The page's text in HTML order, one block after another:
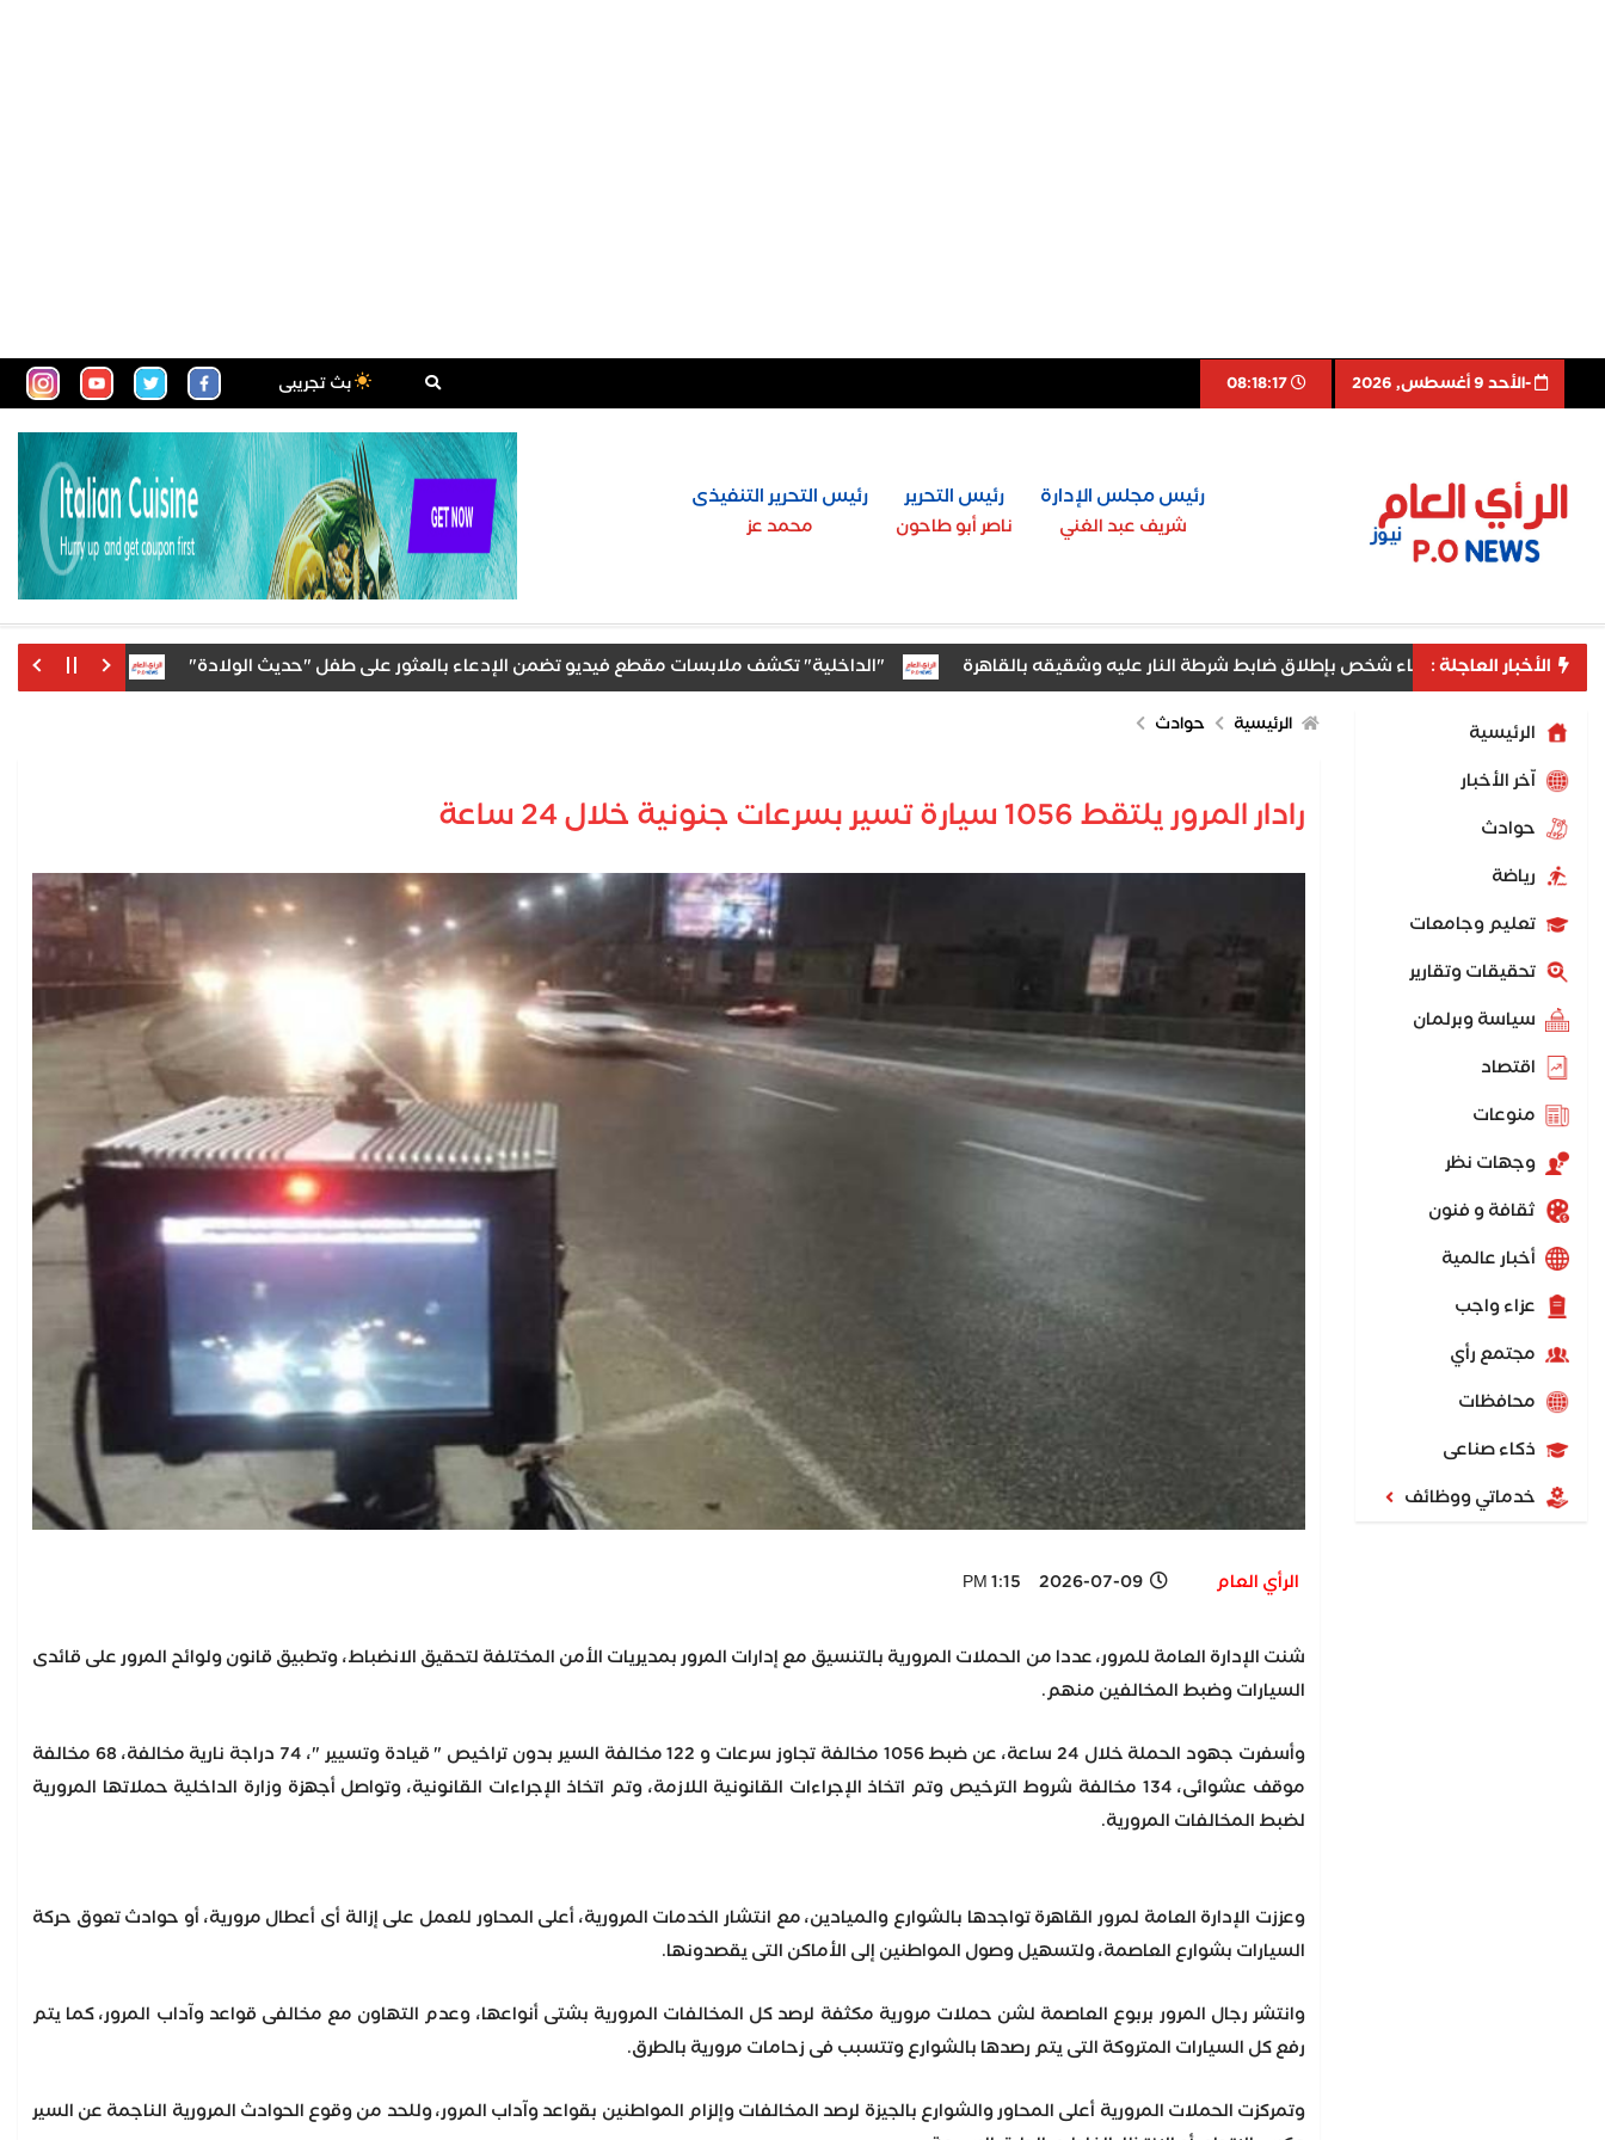
-اﻷحد 9 أغسطس, 2026 08:18:18 بث تجريبى
رئيس مجلس الإدارة
شريف عبد الغني
رئيس التحرير
ناصر أبو طاحون
رئيس التحرير التنفيذى
محمد عز
الأخبار العاجلة :
ملابسات إدعاء شخص بإطلاق ضابط شرطة النار عليه وشقيقه بالقاهرة "الداخلية" تكشف ملابسات مقطع فيديو تضمن الإدعاء بالعثور على طفل "حديث الولادة" مصرع عنصر جنائي
الرئيسية
اّخر الأخبار
حوادث
رياضة
تعليم وجامعات
تحقيقات وتقارير
سياسة وبرلمان
اقتصاد
منوعات
وجهات نظر
ثقافة و فنون
أخبار عالمية
عزاء واجب
مجتمع رأي
محافظات
ذكاء صناعى
خدماتي ووظائف
الرئيسية حوادث
رادار المرور يلتقط 1056 سيارة تسير بسرعات جنونية خلال 24 ساعة
الرأي العام 2026-07-09 1:15 PM
شنت الإدارة العامة للمرور، عددا من الحملات المرورية بالتنسيق مع إدارات المرور بمديريات الأمن المختلفة لتحقيق الانضباط، وتطبيق قانون ولوائح المرور على قائدى
السيارات وضبط المخالفين منهم.
وأسفرت جهود الحملة خلال 24 ساعة، عن ضبط 1056 مخالفة تجاوز سرعات و 122 مخالفة السير بدون تراخيص " قيادة وتسيير "، 74 دراجة نارية مخالفة، 68 مخالفة
موقف عشوائى، 134 مخالفة شروط الترخيص وتم اتخاذ الإجراءات القانونية اللازمة، وتم اتخاذ الإجراءات القانونية، وتواصل أجهزة وزارة الداخلية حملاتها المرورية
لضبط المخالفات المرورية.
وعززت الإدارة العامة لمرور القاهرة تواجدها بالشوارع والميادين، مع انتشار الخدمات المرورية، أعلى المحاور للعمل على إزالة أى أعطال مرورية، أو حوادث تعوق حركة
السيارات بشوارع العاصمة، ولتسهيل وصول المواطنين إلى الأماكن التى يقصدونها.
وانتشر رجال المرور بربوع العاصمة لشن حملات مرورية مكثفة لرصد كل المخالفات المرورية بشتى أنواعها، وعدم التهاون مع مخالفى قواعد وآداب المرور، كما يتم
رفع كل السيارات المتروكة التى يتم رصدها بالشوارع وتتسبب فى زحامات مرورية بالطرق.
وتمركزت الحملات المرورية أعلى المحاور والشوارع بالجيزة لرصد المخالفات وإلزام المواطنين بقواعد وآداب المرور، وللحد من وقوع الحوادث المرورية الناجمة عن السير